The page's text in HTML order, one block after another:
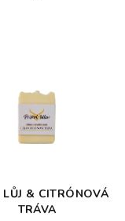
& CITRÓNOVÁ
TRÁVA